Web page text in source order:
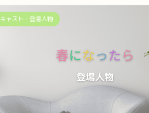
キャスト・登場人物